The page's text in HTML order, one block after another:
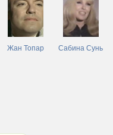
Жан Топар Сабина Сунь